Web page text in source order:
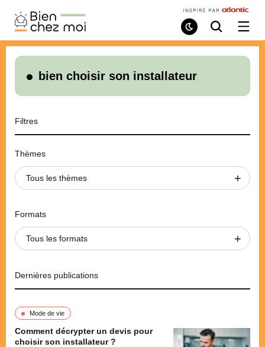
Bien
Chez
Moi
Mode
de
Recherche
/
le
bien choisir son installateur
Filtres
Thèmes
Tous les thèmes
Formats
Tous les formats
Dernières publications
Mode de vie
Comment décrypter un devis pour
choisir son installateur ?